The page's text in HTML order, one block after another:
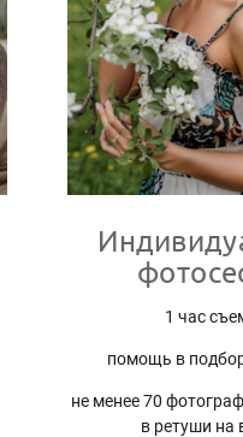
1 час
помощь в
не менее 70
в ретуши на